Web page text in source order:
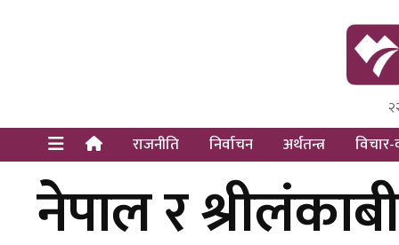
Himal
Dot
राजनीति निर्वाचन अर्थतन्त्र विचार-
नेपाल र